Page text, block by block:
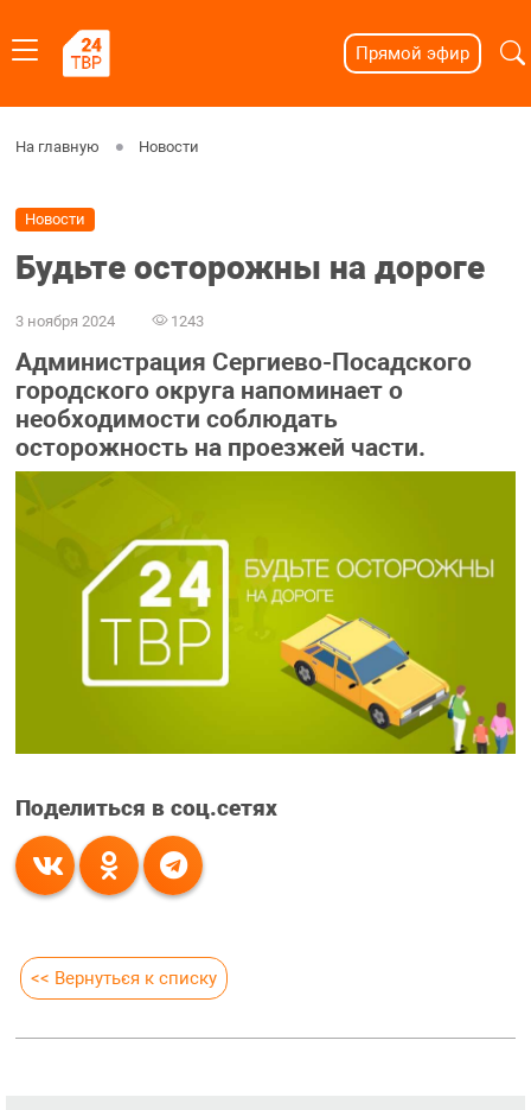
Прямой эфир
На главную Новости
Новости
Будьте осторожны на дороге
3 ноября 2024 1243
Администрация Сергиево-Посадского
городского округа напоминает о
необходимости соблюдать
осторожность на проезжей части.
Поделиться в соц.сетях
<< Вернуться к списку